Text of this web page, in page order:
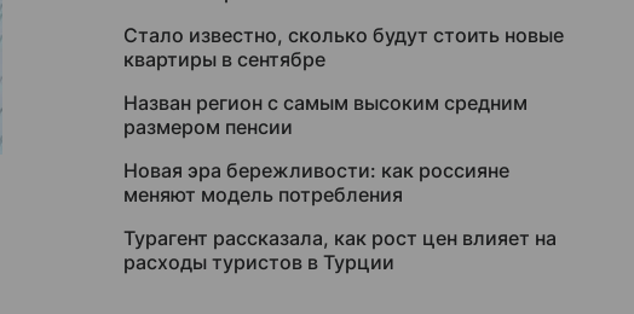
Стало известно, сколько будут стоить новые
квартиры в сентябре
Назван регион с самым высоким средним
размером пенсии
Новая эра бережливости: как россияне
меняют модель потребления
Турагент рассказала, как рост цен влияет на
расходы туристов в Турции